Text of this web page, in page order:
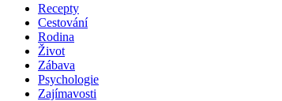
Recepty
Cestování
Rodina
Život
Zábava
Psychologie
Zajímavosti